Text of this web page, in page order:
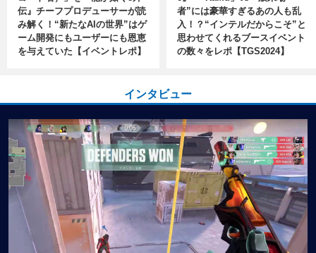
伝』チーフプロデューサーが読
み解く！“新たなAIの世界”はゲ
ーム開発にもユーザーにも恩恵
を与えていた【イベントレポ】
者”には豪華すぎるあの人も乱
入！？“インテルだからこそ”と
思わせてくれるブースイベント
の数々をレポ【TGS2024】
インタビュー